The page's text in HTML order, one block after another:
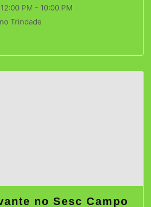
PM - 10:00 PM
Trindade
no Sesc Campo